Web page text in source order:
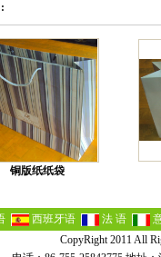
铜版纸纸袋
西班牙语 法 语
CopyRight 2011 All